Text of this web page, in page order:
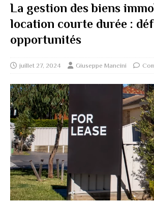
La gestion des biens
location courte durée :
opportunités
juillet 27, 2024 Giuseppe Mancini